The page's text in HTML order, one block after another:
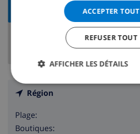
Région
Plage:
Boutiques:
ACCEPTER TOUT
REFUSER TOUT
AFFICHER LES DÉTAILS